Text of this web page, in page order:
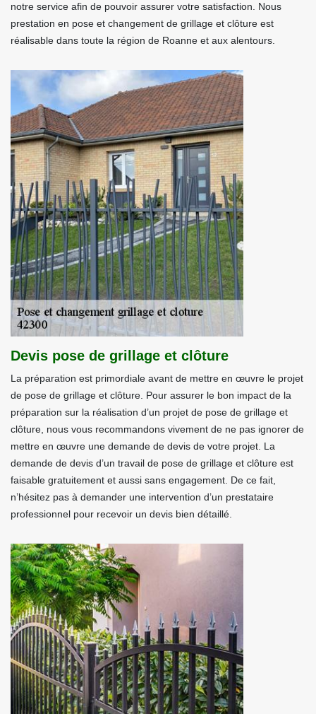
notre service afin de pouvoir assurer votre satisfaction. Nous
prestation en pose et changement de grillage et clôture est
réalisable dans toute la région de Roanne et aux alentours.
Devis pose de grillage et clôture
La préparation est primordiale avant de mettre en œuvre le projet
de pose de grillage et clôture. Pour assurer le bon impact de la
préparation sur la réalisation d’un projet de pose de grillage et
clôture, nous vous recommandons vivement de ne pas ignorer de
mettre en œuvre une demande de devis de votre projet. La
demande de devis d’un travail de pose de grillage et clôture est
faisable gratuitement et aussi sans engagement. De ce fait,
n’hésitez pas à demander une intervention d’un prestataire
professionnel pour recevoir un devis bien détaillé.